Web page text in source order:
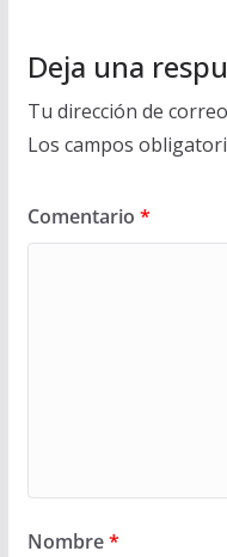
Deja una
Tu dirección de
Los campos
Comentario *
Nombre*